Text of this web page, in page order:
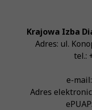
Krajowa Izba
Adres: ul.
tel.:
e-mail:
Adres
ePUAP: